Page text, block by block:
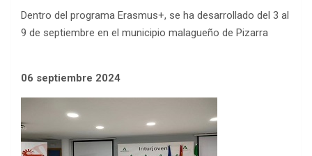
Dentro del programa Erasmus+, se ha desarrollado del 3 al
9 de septiembre en el municipio malagueño de Pizarra
06 septiembre 2024